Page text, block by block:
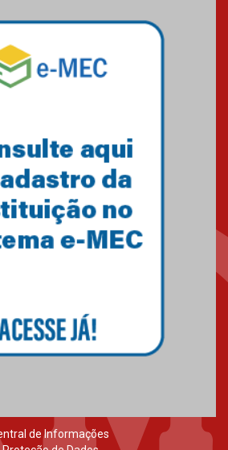
04.08.2026
Como o Colégio Mackenzie
Brasília prepara seus
Como os pais podem investir
na educação dos filhos além da
escola
docentes para debater
inovação e desafios da
educação superior
04.08.2026
de Informações